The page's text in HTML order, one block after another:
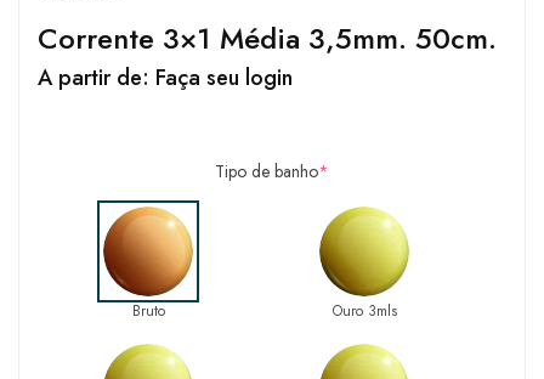
Corrente 3×1 Média 3,5mm. 50cm.
A partir de: Faça seu login
Tipo de banho*
Bruto Ouro 3mls